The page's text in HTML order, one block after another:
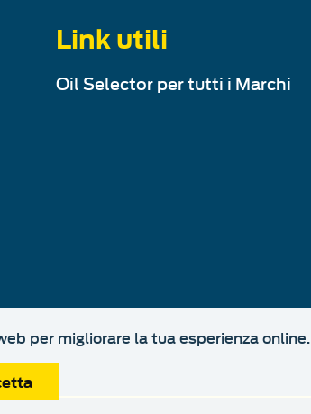
Link utili
Oil Selector per tutti i Marchi
per migliorare la tua esperienza online.